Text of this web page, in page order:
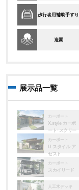
歩行者用補助手すり
造園
展示品一覧
カーポート
X.style カーポ
ート･スクリー
ンカーポート
U.スタイル ア
ゼスト
カーポート
スカイリード
人工木デッキ